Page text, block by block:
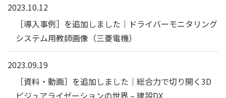
2023.10.12
［導入事例］を追加しました｜ドライバーモニタリング
システム用教師画像（三菱電機）
2023.09.19
［資料・動画］を追加しました｜総合力で切り開く3D
ビジュアライゼーションの世界 – 建設DX